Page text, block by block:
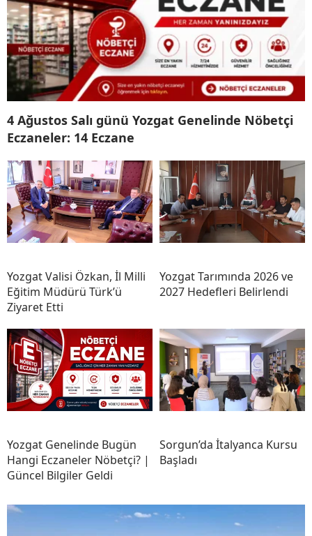
4 Ağustos Salı günü Yozgat Genelinde Nöbetçi
Eczaneler: 14 Eczane
Yozgat Valisi Özkan, İl Milli
Eğitim Müdürü Türk’ü
Ziyaret Etti
Yozgat Tarımında 2026 ve
2027 Hedefleri Belirlendi
Yozgat Genelinde Bugün
Hangi Eczaneler Nöbetçi? |
Güncel Bilgiler Geldi
Sorgun’da İtalyanca Kursu
Başladı